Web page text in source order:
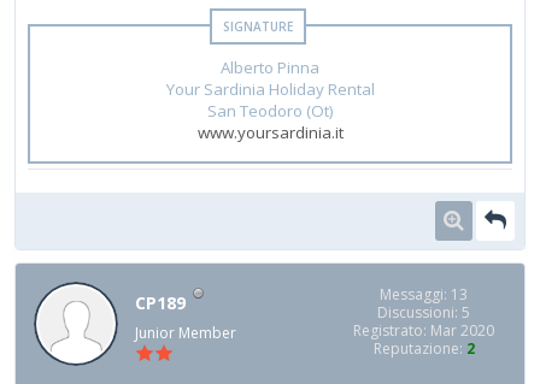
Alberto Pinna
Your Sardinia Holiday Rental
San Teodoro (Ot)
www.yoursardinia.it
CP189
Junior Member
Messaggi: 13
Discussioni: 5
Registrato: Mar 2020
Reputazione: 2